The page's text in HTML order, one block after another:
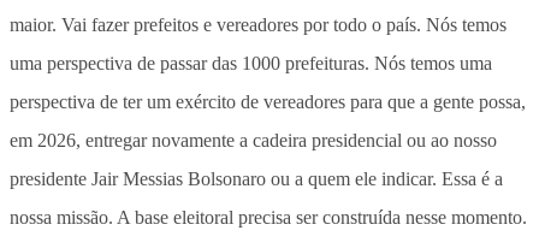
maior. Vai fazer prefeitos e vereadores por todo o país. Nós temos
uma perspectiva de passar das 1000 prefeituras. Nós temos uma
perspectiva de ter um exército de vereadores para que a gente possa,
em 2026, entregar novamente a cadeira presidencial ou ao nosso
presidente Jair Messias Bolsonaro ou a quem ele indicar. Essa é a
nossa missão. A base eleitoral precisa ser construída nesse momento.